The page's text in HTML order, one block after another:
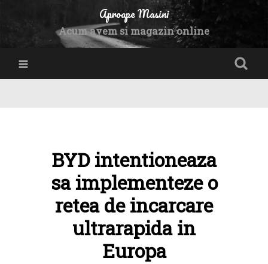
Aproape Masini
Acum avem si magazin online
BYD intentioneaza
sa implementeze o
retea de incarcare
ultrarapida in
Europa